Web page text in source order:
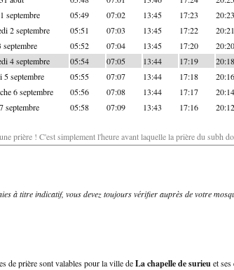
septembre 05:49 07:02 13:45 17:23 20:23
2 septembre 05:51 07:03 13:45 17:22 20:21
septembre 05:52 07:04 13:45 17:20 20:20
4 septembre 05:54 07:05 13:44 17:19 20:18
5 septembre 05:55 07:07 13:44 17:18 20:16
6 septembre 05:56 07:08 13:44 17:17 20:14
septembre 05:58 07:09 13:43 17:16 20:12
prière ! C'est simplement l'heure avant laquelle la prière du subh
à titre indicatif, vous devez toujours vérifier auprès de votre
de prière sont valables pour la ville deLa chapelle de surieuet